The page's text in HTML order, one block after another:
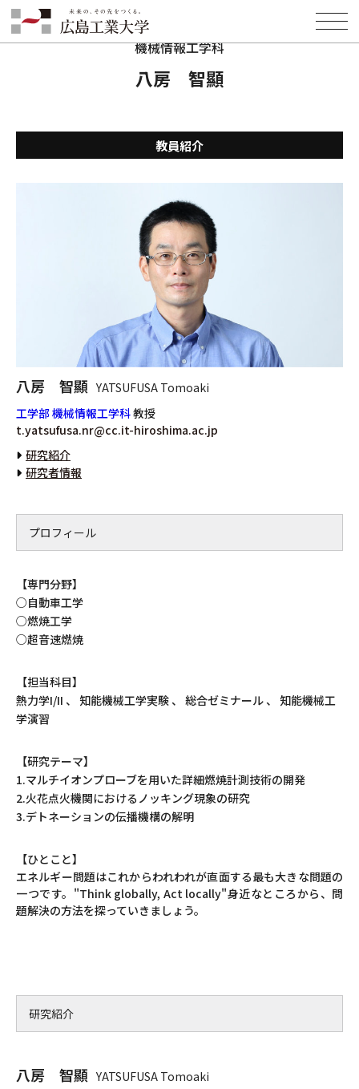
HOME 学部・学科・大学院
教員紹介
八房 智顯
機械情報工学科
八房 智顯
教員紹介
八房 智顯 YATSUFUSA Tomoaki
工学部 機械情報工学科教授
t.yatsufusa.nr@cc.it-hiroshima.ac.jp
研究紹介
研究者情報
プロフィール
【専門分野】
○自動車工学
○燃焼工学
○超音速燃焼
【担当科目】
熱力学I/II 、 知能機械工学実験 、 総合ゼミナール 、 知能機械工
学演習
【研究テーマ】
1.マルチイオンプローブを用いた詳細燃焼計測技術の開発
2.火花点火機関におけるノッキング現象の研究
3.デトネーションの伝播機構の解明
【ひとこと】
エネルギー問題はこれからわれわれが直面する最も大きな問題の
一つです。"Think globally, Act locally"身近なところから、問
題解決の方法を探っていきましょう。
研究紹介
八房 智顯 YATSUFUSA Tomoaki